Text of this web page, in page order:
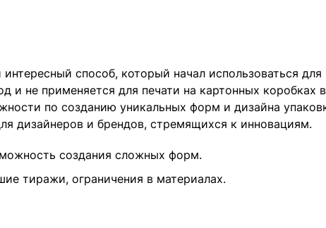
способ, который начал использоваться для
и не применяется для печати на картонных коробках в
по созданию уникальных форм и дизайна
дизайнеров и брендов, стремящихся к инновациям.
создания сложных форм.
тиражи, ограничения в материалах.